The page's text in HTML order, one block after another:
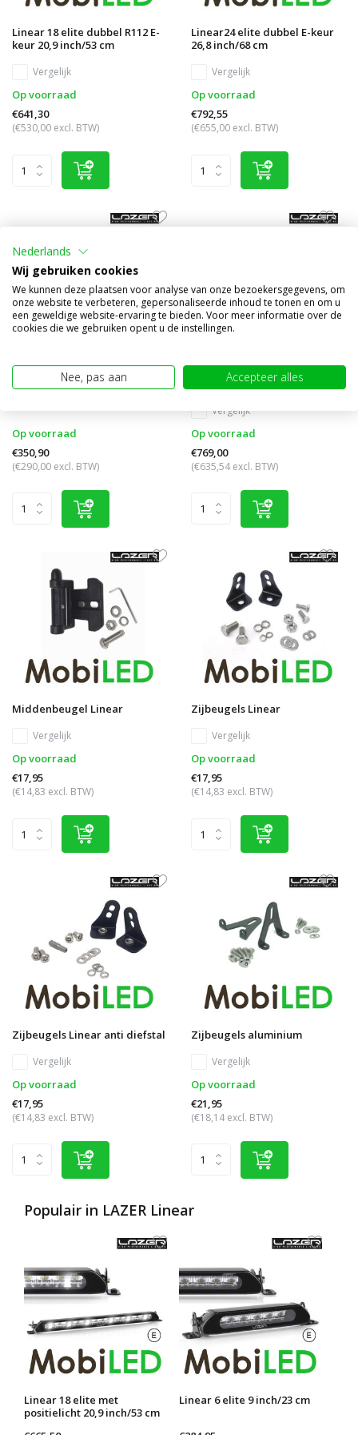
Linear 18 elite dubbel R112 E-
keur 20,9 inch/53 cm
Vergelijk
Op voorraad
€641,30
(€530,00 excl. BTW)
Linear24 elite dubbel E-keur
26,8 inch/68 cm
Vergelijk
Op voorraad
€792,55
(€655,00 excl. BTW)
Linear 6 elite plus 9 inch/23 cm
Op voorraad
€350,90
(€290,00 excl. BTW)
Linear 18 elite plus 20,9
inch/53 cm
Vergelijk
Op voorraad
€769,00
(€635,54 excl. BTW)
Middenbeugel Linear
Vergelijk
Op voorraad
€17,95
(€14,83 excl. BTW)
Zijbeugels Linear
Vergelijk
Op voorraad
€17,95
(€14,83 excl. BTW)
Zijbeugels Linear anti diefstal
Vergelijk
Op voorraad
€17,95
(€14,83 excl. BTW)
Zijbeugels aluminium
Vergelijk
Op voorraad
€21,95
(€18,14 excl. BTW)
Populair in LAZER Linear
Linear 18 elite met
positielicht 20,9 inch/53 cm
Linear 6 elite 9 inch/23 cm
Nederlands
Wij gebruiken cookies
We kunnen deze plaatsen voor analyse van onze bezoekersgegevens, om
onze website te verbeteren, gepersonaliseerde inhoud te tonen en om u
een geweldige website-ervaring te bieden. Voor meer informatie over de
cookies die we gebruiken opent u de instellingen.
Nee, pas aan Accepteer alles